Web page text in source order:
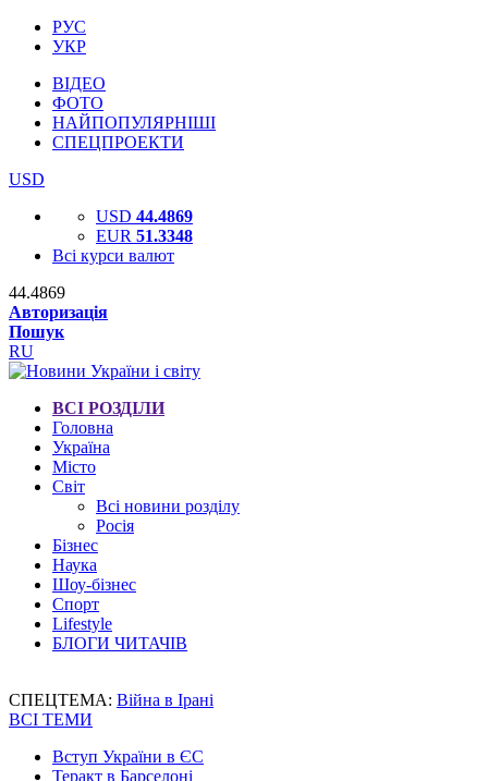
РУС
УКР
ВІДЕО
ФОТО
НАЙПОПУЛЯРНІШІ
СПЕЦПРОЕКТИ
USD
USD 44.4869
EUR 51.3348
Всі курси валют
44.4869
Авторизація
Пошук
RU
ВСІ РОЗДІЛИ
Головна
Україна
Місто
Світ
Всі новини розділу
Росія
Бізнес
Наука
Шоу-бізнес
Спорт
Lifestyle
БЛОГИ ЧИТАЧІВ
СПЕЦТЕМА: Війна в Ірані
ВСІ ТЕМИ
Вступ України в ЄС
Теракт в Барселоні